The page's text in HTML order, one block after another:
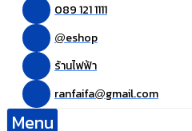
089 121 1111
@eshop
ร้านไฟฟ้า
ranfaifa@gmail.com
Menu